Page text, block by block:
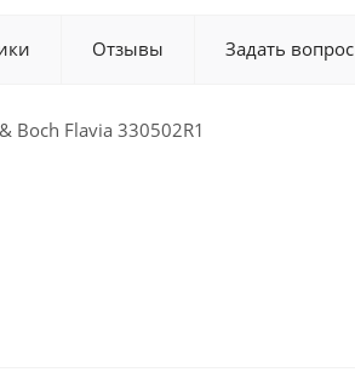
Отзывы Задать вопрос
Boch Flavia 330502R1